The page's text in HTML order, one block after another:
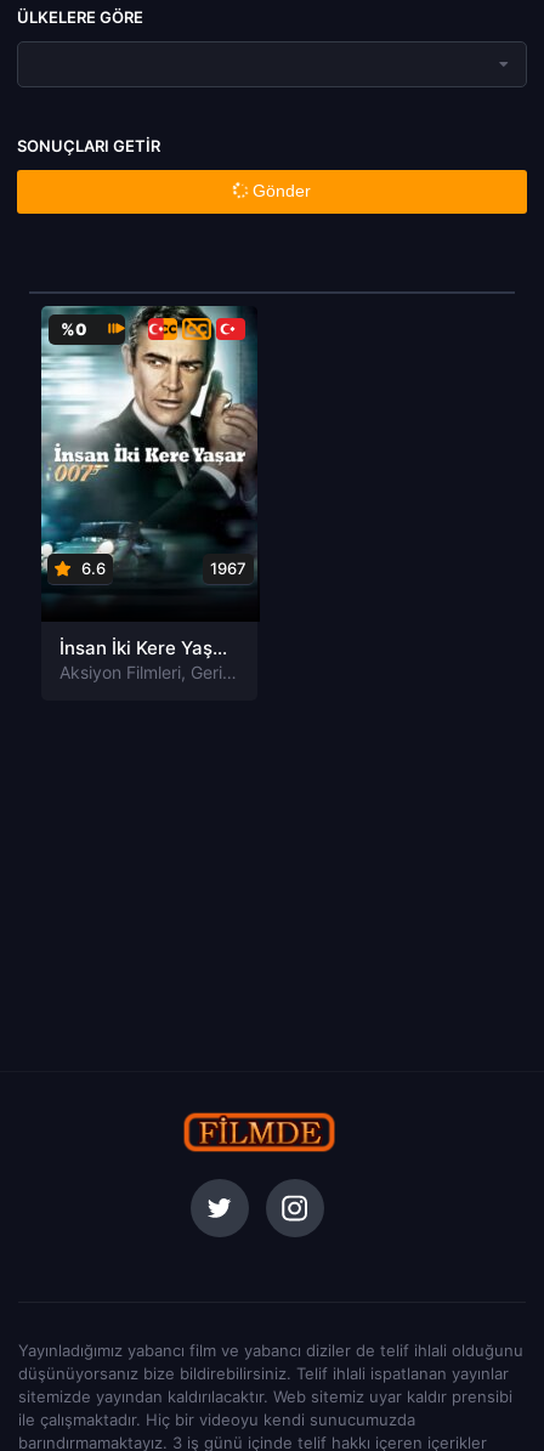
ÜLKELERE GÖRE
SONUÇLARI GETIR
Gönder
%0
6.6 1967
İnsan İki Kere Yaşar You Only Live Twice Tr Dublaj izle
Aksiyon Filmleri, Gerilim Filmleri
Yayınladığımız yabancı film ve yabancı diziler de telif ihlali olduğunu
düşünüyorsanız bize bildirebilirsiniz. Telif ihlali ispatlanan yayınlar
sitemizde yayından kaldırılacaktır. Web sitemiz uyar kaldır prensibi
ile çalışmaktadır. Hiç bir videoyu kendi sunucumuzda
barındırmamaktayız. 3 iş günü içinde telif hakkı içeren içerikler